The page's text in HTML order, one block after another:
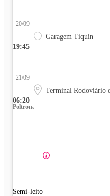
19:45
20/09
Garagem Tiquin
06:20
21/09
Terminal Rodoviário
Poltrona
Semi-leito